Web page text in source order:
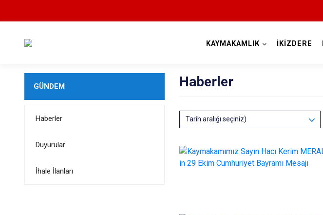
KAYMAKAMLIK İKİZDERE
GÜNDEM
Haberler
Duyurular
İhale İlanları
Haberler
Tarih aralığı seçiniz)